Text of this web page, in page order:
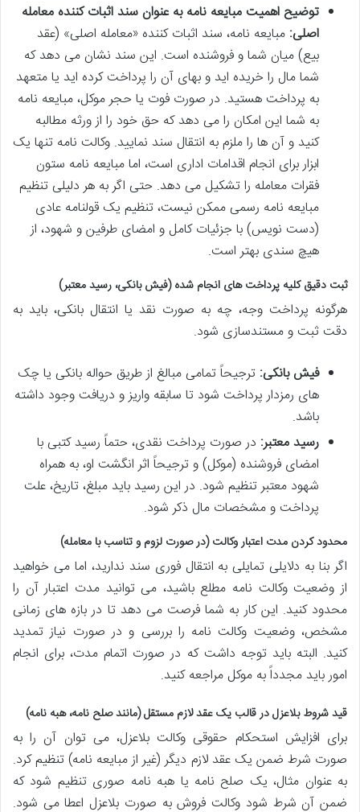
توضیح اهمیت مبایعه نامه به عنوان سند اثبات کننده معامله
اصلی: مبایعه نامه، سند اثبات کننده «معامله اصلی» (عقد
بیع) میان شما و فروشنده است. این سند نشان می دهد که
شما مال را خریده اید و بهای آن را پرداخت کرده اید یا متعهد
به پرداخت هستید. در صورت فوت یا حجر موکل، مبایعه نامه
به شما این امکان را می دهد که حق خود را از ورثه مطالبه
کنید و آن ها را ملزم به انتقال سند نمایید. وکالت نامه تنها یک
ابزار برای انجام اقدامات اداری است، اما مبایعه نامه ستون
فقرات معامله را تشکیل می دهد. حتی اگر به هر دلیلی تنظیم
مبایعه نامه رسمی ممکن نیست، تنظیم یک قولنامه عادی
(دست نویس) با جزئیات کامل و امضای طرفین و شهود، از
هیچ سندی بهتر است.
ثبت دقیق کلیه پرداخت های انجام شده (فیش بانکی، رسید معتبر)
هرگونه پرداخت وجه، چه به صورت نقد یا انتقال بانکی، باید به
دقت ثبت و مستندسازی شود.
فیش بانکی: ترجیحاً تمامی مبالغ از طریق حواله بانکی یا چک
های رمزدار پرداخت شود تا سابقه واریز و دریافت وجود داشته
باشد.
رسید معتبر: در صورت پرداخت نقدی، حتماً رسید کتبی با
امضای فروشنده (موکل) و ترجیحاً اثر انگشت او، به همراه
شهود معتبر تنظیم شود. در این رسید باید مبلغ، تاریخ، علت
پرداخت و مشخصات مال ذکر شود.
محدود کردن مدت اعتبار وکالت (در صورت لزوم و تناسب با معامله)
اگر بنا به دلایلی تمایلی به انتقال فوری سند ندارید، اما می خواهید
از وضعیت وکالت نامه مطلع باشید، می توانید مدت اعتبار آن را
محدود کنید. این کار به شما فرصت می دهد تا در بازه های زمانی
مشخص، وضعیت وکالت نامه را بررسی و در صورت نیاز تمدید
کنید. البته باید توجه داشت که در صورت اتمام مدت، برای انجام
امور باید مجدداً به موکل مراجعه کنید.
قید شروط بلاعزل در قالب یک عقد لازم مستقل (مانند صلح نامه، هبه نامه)
برای افزایش استحکام حقوقی وکالت بلاعزل، می توان آن را به
صورت شرط ضمن یک عقد لازم دیگر (غیر از مبایعه نامه) تنظیم کرد.
به عنوان مثال، یک صلح نامه یا هبه نامه صوری تنظیم شود که
ضمن آن شرط شود وکالت فروش به صورت بلاعزل اعطا می شود.